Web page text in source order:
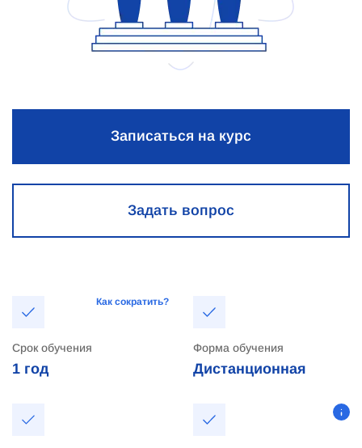
Записаться на курс
Задать вопрос
Как сократить?
Срок обучения
1 год
Форма обучения
Дистанционная